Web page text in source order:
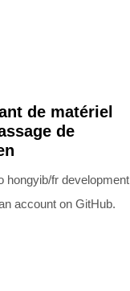
de matériel
de
hongyib/fr development
account on GitHub.